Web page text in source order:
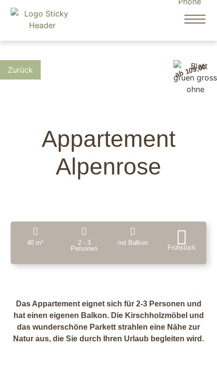
ab 109,00
Appartement
Alpenrose
40 m²
2 - 3
Personen
mit Balkon
Frühstück
Das Appartement eignet sich für 2-3 Personen und
hat einen eigenen Balkon. Die Kirschholzmöbel und
das wunderschöne Parkett strahlen eine Nähe zur
Natur aus, die Sie durch Ihren Urlaub begleiten wird.